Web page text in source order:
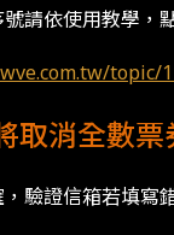
請依使用教學，
topic/
取消全數
驗證信箱若填寫